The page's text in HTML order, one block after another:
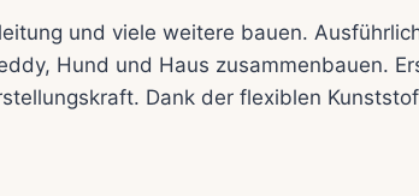
und viele weitere bauen.
Hund und Haus zusammenbauen.
Dank der flexiblen